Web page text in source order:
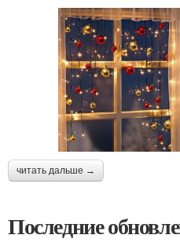
читать дальше →
Последние